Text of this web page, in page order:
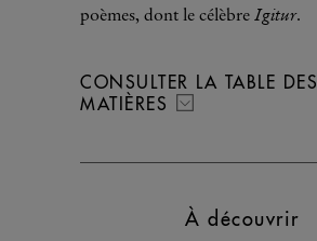
poèmes, dont le célèbre Igitur.
CONSULTER LA TABLE DES
MATIÈRES
À découvrir